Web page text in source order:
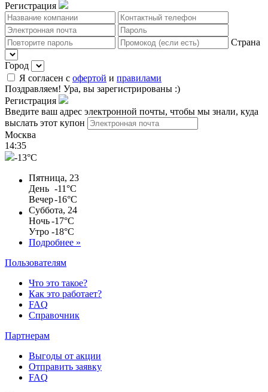
Регистрация
Страна
Город
Я согласен с офертой и правилами
Поздравляем! Ура, вы зарегистрированы :)
Регистрация
Введите ваш адрес электронной почты, чтобы мы знали, куда
выслать этот купон
Москва
14:35
-13°C
Пятница, 23
День -11°C
Вечер-16°C
Суббота, 24
Ночь-17°C
Утро -18°C
Подробнее »
Пользователям
Что это такое?
Как это работает?
FAQ
Справочник
Партнерам
Выгоды от акции
Отправить заявку
FAQ